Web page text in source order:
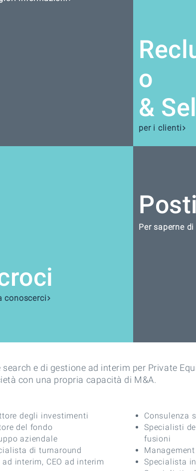
o
&
per i clienti
conoscerci
Per saperne
e di gestione ad interim per Private
con una propria capacità di M&A.
degli investimenti
del fondo
aziendale
di turnaround
ad interim, CEO ad interim
Consulenza
Specialisti
fusioni
Specialista